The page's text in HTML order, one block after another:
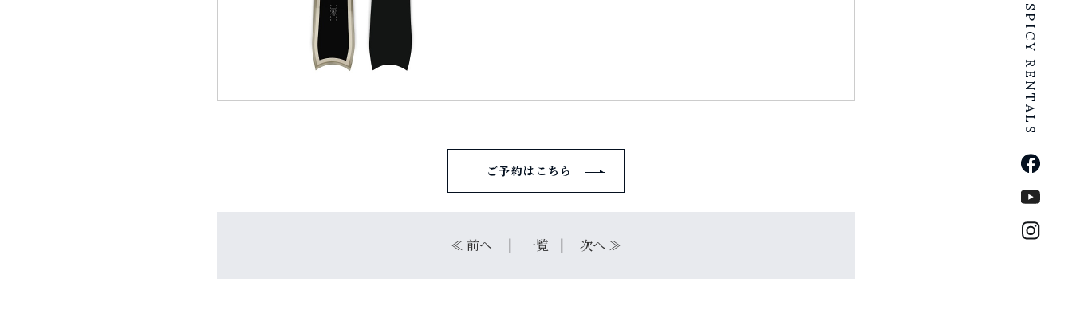
自転車修理 SPICY RENTALS
公式
公式
公式イ
ご予約はこちら
≪ 前へ 一覧 次へ ≫